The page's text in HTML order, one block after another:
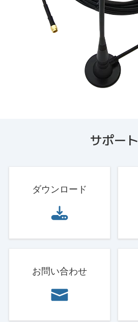
サポート
ダウンロード
お問い合わせ